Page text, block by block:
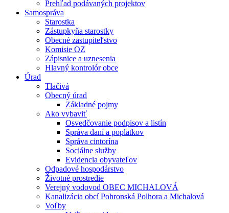
Prehľad podávaných projektov
Samospráva
Starostka
Zástupkyňa starostky
Obecné zastupiteľstvo
Komisie OZ
Zápisnice a uznesenia
Hlavný kontrolór obce
Úrad
Tlačivá
Obecný úrad
Základné pojmy
Ako vybaviť
Osvedčovanie podpisov a listín
Správa daní a poplatkov
Správa cintorína
Sociálne služby
Evidencia obyvateľov
Odpadové hospodárstvo
Životné prostredie
Verejný vodovod OBEC MICHALOVÁ
Kanalizácia obcí Pohronská Polhora a Michalová
Voľby